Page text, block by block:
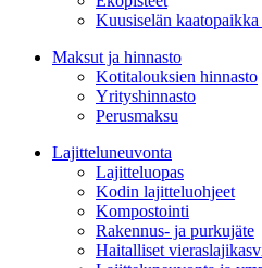
Kuusiselän
Maksut ja hinnasto
Kotitalouksien hinnasto
Yrityshinnasto
Perusmaksu
Lajitteluneuvonta
Lajitteluopas
Kodin lajitteluohjeet
Kompostointi
Rakennus- ja purkujäte
Haitalliset